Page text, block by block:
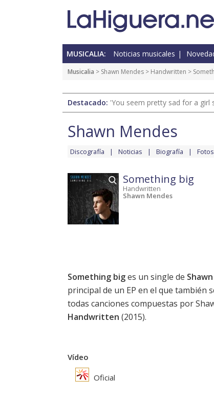
MUSICALIA: Noticias musicales
Musicalia > Shawn Mendes > Handwritten >
Destacado: 'You seem pretty sad for a girl
Shawn Mendes
Discografía Noticias Biografía Fotos
Something big
Handwritten
Shawn Mendes
Something biges un single de
principal de un EP en el que
todas canciones compuestas por
Handwritten (2015).
Vídeo
Oficial